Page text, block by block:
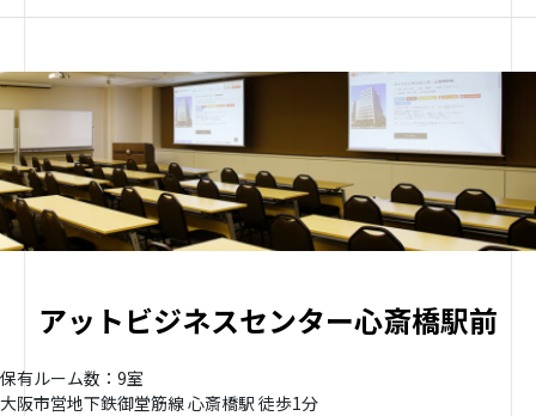
アットビジネスセンター心斎橋駅前
保有ルーム数：9室
大阪市営地下鉄御堂筋線 心斎橋駅 徒歩1分